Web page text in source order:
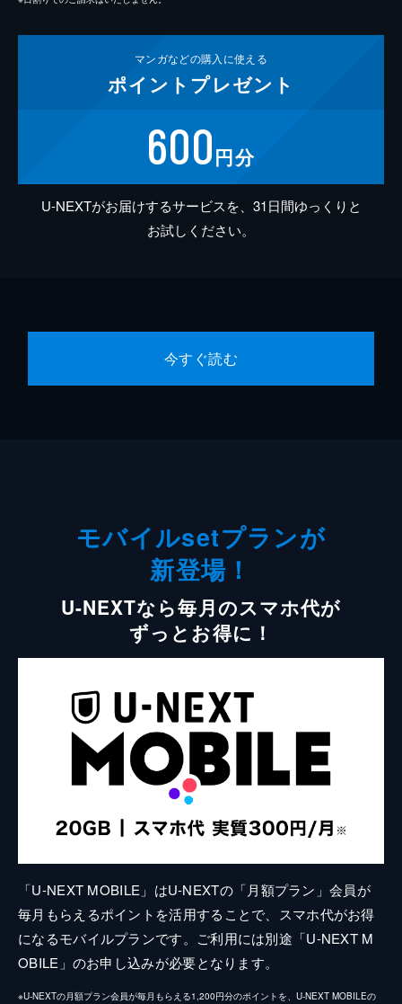
マンガなどの購入に使える
ポイント プレゼント
600円分
U-NEXTがお届けするサービスを、31日間ゆっくりと
お試しください。
今すぐ読む
モバイルsetプランが
新登場！
U-NEXTなら毎月のスマホ代が
ずっとお得に！
「U-NEXT MOBILE」はU-NEXTの「月額プラン」会員が
毎月もらえるポイントを活用することで、スマホ代がお得
になるモバイルプランです。ご利用には別途「U-NEXT M
OBILE」のお申し込みが必要となります。
※U-NEXTの月額プラン会員が毎月もらえる1,200円分のポイントを、U-NEXT MOBILEの